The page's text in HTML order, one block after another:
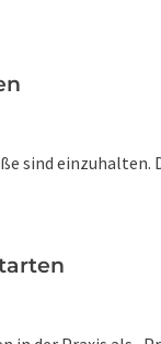
sind einzuhalten.